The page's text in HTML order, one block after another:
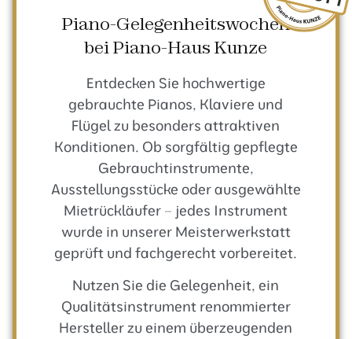
Piano-Gelegenheitswochen
bei Piano-Haus Kunze
Entdecken Sie hochwertige
gebrauchte Pianos, Klaviere und
Flügel zu besonders attraktiven
Konditionen. Ob sorgfältig gepflegte
Gebrauchtinstrumente,
Ausstellungsstücke oder ausgewählte
Mietrückläufer – jedes Instrument
wurde in unserer Meisterwerkstatt
geprüft und fachgerecht vorbereitet.
Nutzen Sie die Gelegenheit, ein
Qualitätsinstrument renommierter
Hersteller zu einem überzeugenden